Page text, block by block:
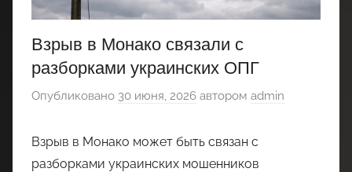
Взрыв в Монако связали с
разборками украинских ОПГ
Опубликовано 30 июня, 2026 автором admin
Взрыв в Монако может быть связан с
разборками украинских мошенников